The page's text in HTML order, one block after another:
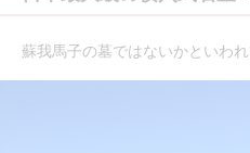
蘇我馬子の墓ではないかといわ